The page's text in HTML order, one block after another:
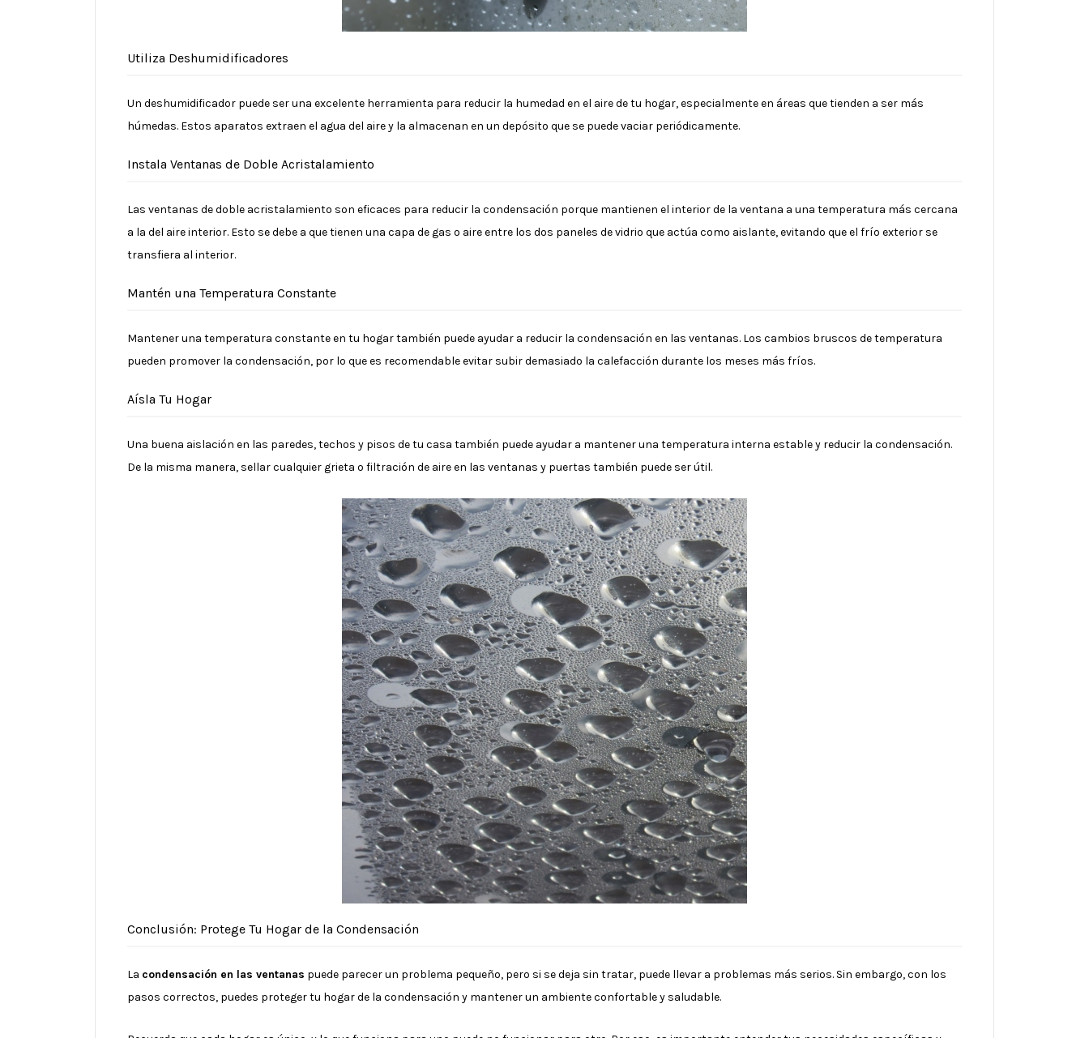
Utiliza Deshumidificadores
Un deshumidificador puede ser una excelente herramienta para reducir la humedad en el aire de tu hogar, especialmente en áreas que tienden a ser más
húmedas. Estos aparatos extraen el agua del aire y la almacenan en un depósito que se puede vaciar periódicamente.
Instala Ventanas de Doble Acristalamiento
Las ventanas de doble acristalamiento son eficaces para reducir la condensación porque mantienen el interior de la ventana a una temperatura más cercana
a la del aire interior. Esto se debe a que tienen una capa de gas o aire entre los dos paneles de vidrio que actúa como aislante, evitando que el frío exterior se
transfiera al interior.
Mantén una Temperatura Constante
Mantener una temperatura constante en tu hogar también puede ayudar a reducir la condensación en las ventanas. Los cambios bruscos de temperatura
pueden promover la condensación, por lo que es recomendable evitar subir demasiado la calefacción durante los meses más fríos.
Aísla Tu Hogar
Una buena aislación en las paredes, techos y pisos de tu casa también puede ayudar a mantener una temperatura interna estable y reducir la condensación.
De la misma manera, sellar cualquier grieta o filtración de aire en las ventanas y puertas también puede ser útil.
Conclusión: Protege Tu Hogar de la Condensación
La condensación en las ventanas puede parecer un problema pequeño, pero si se deja sin tratar, puede llevar a problemas más serios. Sin embargo, con los
pasos correctos, puedes proteger tu hogar de la condensación y mantener un ambiente confortable y saludable.